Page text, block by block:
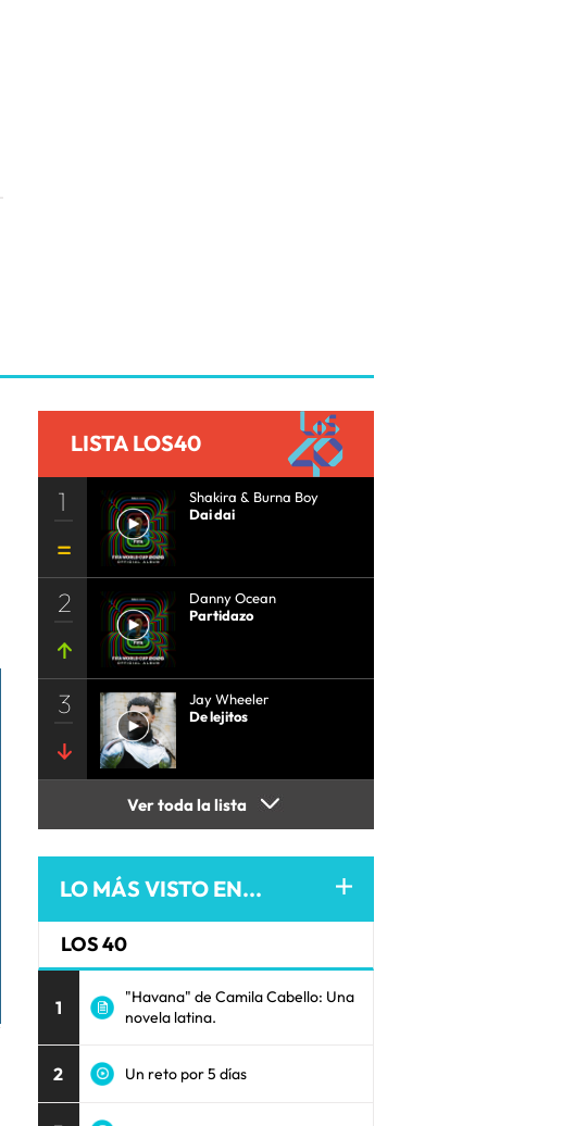
LISTA LOS40
1
Shakira & Burna Boy
Dai dai
2
Danny Ocean
Partidazo
3
Jay Wheeler
De lejitos
Ver toda la lista
LO MÁS VISTO EN...
LOS 40
1
"Havana" de Camila Cabello: Una
novela latina.
2 Un reto por 5 días